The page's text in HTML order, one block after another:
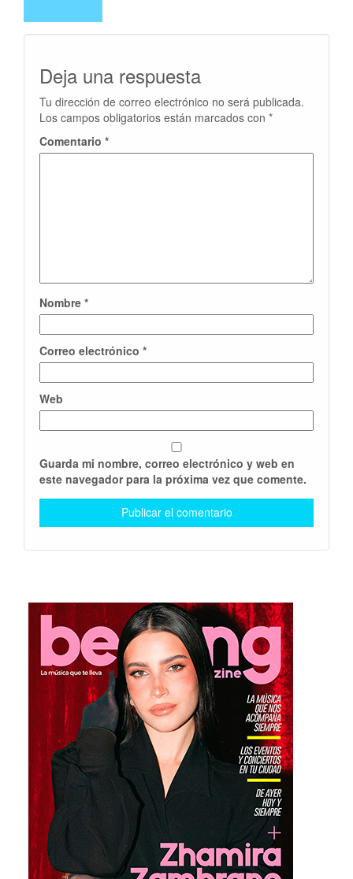
Deja una respuesta
Tu dirección de correo electrónico no será publicada.
Los campos obligatorios están marcados con *
Comentario *
Nombre *
Correo electrónico *
Web
Guarda mi nombre, correo electrónico y web en
este navegador para la próxima vez que comente.